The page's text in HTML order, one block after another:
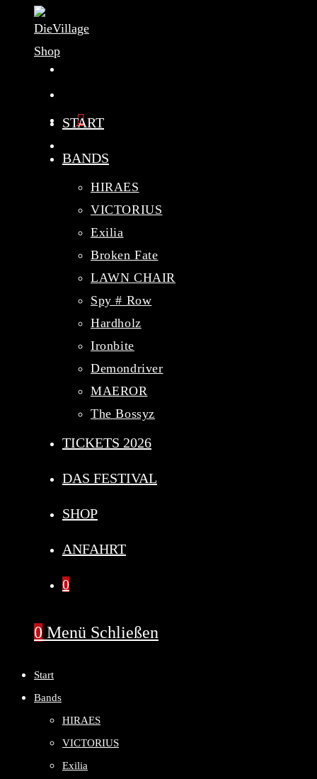
START
BANDS
HIRAES
VICTORIUS
Exilia
Broken Fate
LAWN CHAIR
Spy # Row
Hardholz
Ironbite
Demondriver
MAEROR
The Bossyz
TICKETS 2026
DAS FESTIVAL
SHOP
ANFAHRT
0
0 Menü Schließen
Start
Bands
HIRAES
VICTORIUS
Exilia